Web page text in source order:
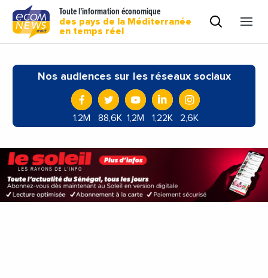
Toute l'information économique
des pays de la Méditerranée
en temps réel
Nos audiences sur les réseaux sociaux
1.2M 88,6K 1,2M 1,22K 2,6K